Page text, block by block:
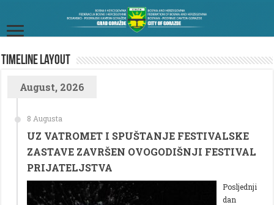
TimeLine Layout
August, 2026
8 Augusta
UZ VATROMET I SPUŠTANJE FESTIVALSKE
ZASTAVE ZAVRŠEN OVOGODIŠNJI FESTIVAL
PRIJATELJSTVA
Posljednji
dan